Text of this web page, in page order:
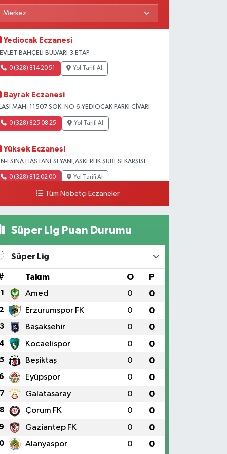
Yediocak Eczanesi
BAHÇELİ BULVARI 3.ETAP
0 (328) 814 20 51 Yol Tarifi Al
Bayrak Eczanesi
MAH. 11507 SOK. NO:6 YEDİOCAK PARKI CİVARI
0 (328) 825 08 25 Yol Tarifi Al
Yüksek Eczanesi
İ SİNA HASTANESİ YANI,ASKERLİK ŞUBESİ KARŞISI
0 (328) 812 02 00 Yol Tarifi Al
Tüm Nöbetçi Eczaneler
Süper Lig Puan Durumu
Süper Lig
Takım O P
1 Amed 0 0
2 Erzurumspor FK 0 0
3 Başakşehir 0 0
4 Kocaelispor 0 0
5 Beşiktaş 0 0
6 Eyüpspor 0 0
7 Galatasaray 0 0
8 Çorum FK 0 0
9 Gaziantep FK 0 0
Alanyaspor 0 0